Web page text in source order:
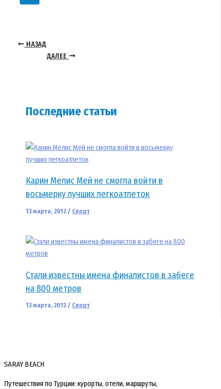
НАЗАД
ДАЛЕЕ
Последние статьи
Карин Мелис Мей не смогла войти в
восьмерку лучших легкоатлеток
13 марта, 2012 / Спорт
Стали известны имена финалистов в забеге
на 800 метров
13 марта, 2012 / Спорт
SARAY BEACH
Путешествия по Турции: курорты, отели, маршруты,